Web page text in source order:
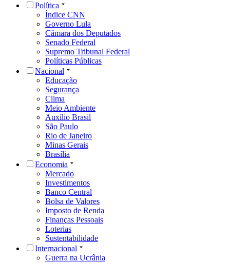
Política
Índice CNN
Governo Lula
Câmara dos Deputados
Senado Federal
Supremo Tribunal Federal
Políticas Públicas
Nacional
Educação
Segurança
Clima
Meio Ambiente
Auxílio Brasil
São Paulo
Rio de Janeiro
Minas Gerais
Brasília
Economia
Mercado
Investimentos
Banco Central
Bolsa de Valores
Imposto de Renda
Finanças Pessoais
Loterias
Sustentabilidade
Internacional
Guerra na Ucrânia